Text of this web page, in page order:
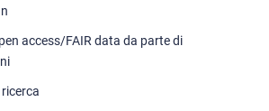
access/FAIR data da parte di